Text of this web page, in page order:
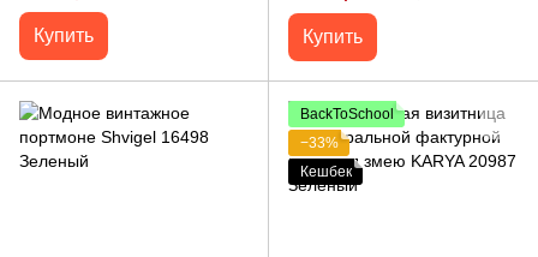
Купить
23106 Зеленый
Купить
BackToSchool
−33%
Кешбек